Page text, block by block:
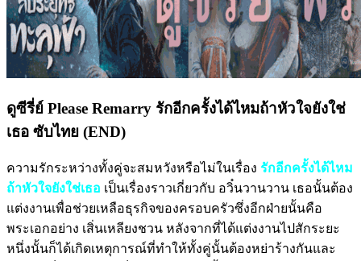
ดูซีรี่ย์ Please Remarry รักอีกครั้งได้ไหมถ้าหัวใจยังใช่
เธอ ซับไทย (END)
ความรักระหว่างทั้งคู่จะสมหวังหรือไม่ในเรื่อง รักอีกครั้งได้ไหม
ถ้าหัวใจยังใช่เธอ เป็นเรื่องราวเกี่ยวกับ อวิ๋นวานวาน เธอนั้นต้อง
แต่งงานเพื่อช่วยเหลือธุรกิจของครอบครัวซึ่งอีกฝ่ายนั้นคือ
พระเอกอย่าง เสิ่นเหลียงชวน หลังจากที่ได้แต่งงานไปสักระยะ
หนึ่งนั้นก็ได้เกิดเหตุการณ์ที่ทำให้ทั้งคู่นั้นต้องหย่าร้างกันและ